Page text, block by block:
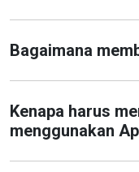
Bagaimana
Kenapa harus
menggunakan